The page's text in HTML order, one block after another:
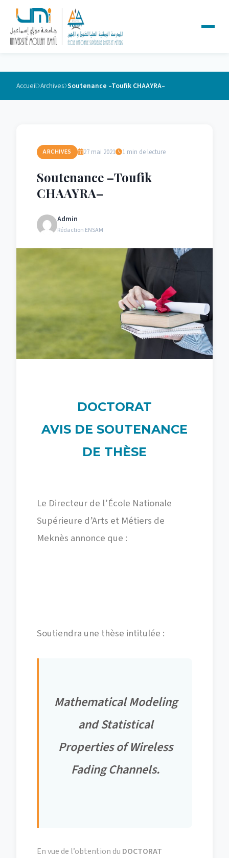
Accueil Archives Soutenance –Toufik CHAAYRA–
ARCHIVES 27 mai 2021 1 min de lecture
Soutenance –Toufik
CHAAYRA–
Admin
Rédaction ENSAM
DOCTORAT
AVIS DE SOUTENANCE
DE THÈSE
Le Directeur de l’École Nationale
Supérieure d’Arts et Métiers de
Meknès annonce que :
Soutiendra une thèse intitulée :
Mathematical Modeling
and Statistical
Properties of Wireless
Fading Channels.
En vue de l’obtention du DOCTORAT